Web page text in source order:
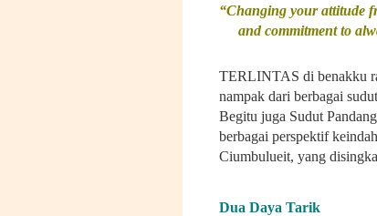
“Changing your attitude
and commitment to
TERLINTAS di benakku
nampak dari berbagai
Begitu juga Sudut
berbagai perspektif
Ciumbulueit, yang
Dua Daya Tarik